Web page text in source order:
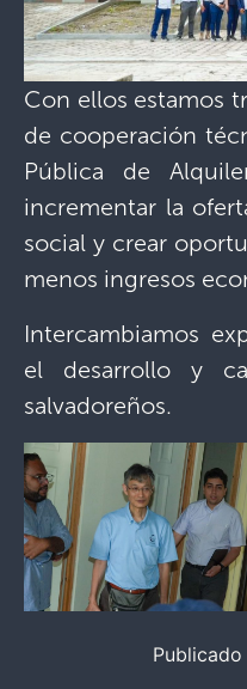
Con ellos estamos
de cooperación
Pública de
incrementar la
social y crear
menos ingresos
Intercambiamos
el desarrollo y
salvadoreños.